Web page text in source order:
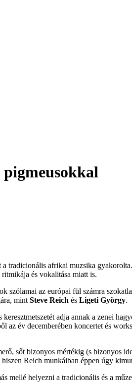
afrikai muzsika
és vokalitása miatt is.
az európai fül számra
mintSteve Reich és Ligeti György.
adja annak a zenei
az év decemberében koncertet és
sőt bizonyos mértékig (s bizonyos
Reich munkáiban éppen úgy
mellé helyezni a tradicionális és a